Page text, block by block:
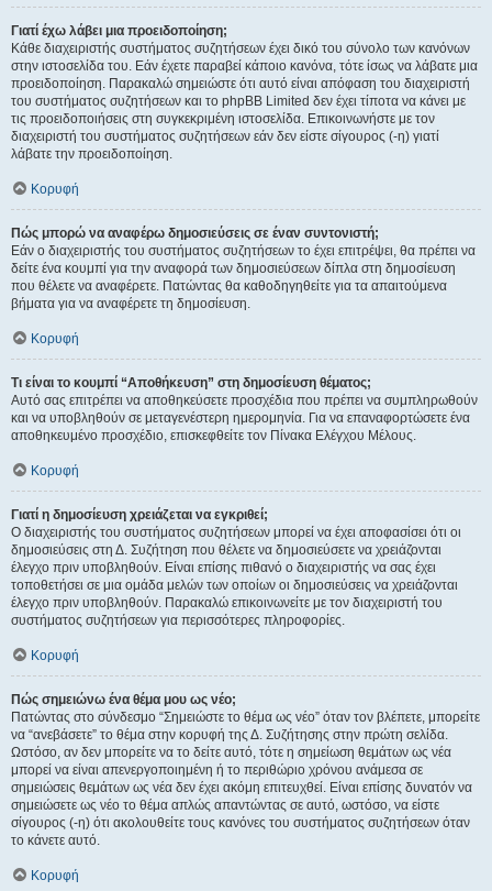
Γιατί έχω λάβει μια προειδοποίηση;
Κάθε διαχειριστής συστήματος συζητήσεων έχει δικό του σύνολο των κανόνων
στην ιστοσελίδα του. Εάν έχετε παραβεί κάποιο κανόνα, τότε ίσως να λάβατε μια
προειδοποίηση. Παρακαλώ σημειώστε ότι αυτό είναι απόφαση του διαχειριστή
του συστήματος συζητήσεων και το phpBB Limited δεν έχει τίποτα να κάνει με
τις προειδοποιήσεις στη συγκεκριμένη ιστοσελίδα. Επικοινωνήστε με τον
διαχειριστή του συστήματος συζητήσεων εάν δεν είστε σίγουρος (-η) γιατί
λάβατε την προειδοποίηση.
Κορυφή
Πώς μπορώ να αναφέρω δημοσιεύσεις σε έναν συντονιστή;
Εάν ο διαχειριστής του συστήματος συζητήσεων το έχει επιτρέψει, θα πρέπει να
δείτε ένα κουμπί για την αναφορά των δημοσιεύσεων δίπλα στη δημοσίευση
που θέλετε να αναφέρετε. Πατώντας θα καθοδηγηθείτε για τα απαιτούμενα
βήματα για να αναφέρετε τη δημοσίευση.
Κορυφή
Τι είναι το κουμπί “Αποθήκευση” στη δημοσίευση θέματος;
Αυτό σας επιτρέπει να αποθηκεύσετε προσχέδια που πρέπει να συμπληρωθούν
και να υποβληθούν σε μεταγενέστερη ημερομηνία. Για να επαναφορτώσετε ένα
αποθηκευμένο προσχέδιο, επισκεφθείτε τον Πίνακα Ελέγχου Μέλους.
Κορυφή
Γιατί η δημοσίευση χρειάζεται να εγκριθεί;
Ο διαχειριστής του συστήματος συζητήσεων μπορεί να έχει αποφασίσει ότι οι
δημοσιεύσεις στη Δ. Συζήτηση που θέλετε να δημοσιεύσετε να χρειάζονται
έλεγχο πριν υποβληθούν. Είναι επίσης πιθανό ο διαχειριστής να σας έχει
τοποθετήσει σε μια ομάδα μελών των οποίων οι δημοσιεύσεις να χρειάζονται
έλεγχο πριν υποβληθούν. Παρακαλώ επικοινωνείτε με τον διαχειριστή του
συστήματος συζητήσεων για περισσότερες πληροφορίες.
Κορυφή
Πώς σημειώνω ένα θέμα μου ως νέο;
Πατώντας στο σύνδεσμο “Σημειώστε το θέμα ως νέο” όταν τον βλέπετε, μπορείτε
να “ανεβάσετε” το θέμα στην κορυφή της Δ. Συζήτησης στην πρώτη σελίδα.
Ωστόσο, αν δεν μπορείτε να το δείτε αυτό, τότε η σημείωση θεμάτων ως νέα
μπορεί να είναι απενεργοποιημένη ή το περιθώριο χρόνου ανάμεσα σε
σημειώσεις θεμάτων ως νέα δεν έχει ακόμη επιτευχθεί. Είναι επίσης δυνατόν να
σημειώσετε ως νέο το θέμα απλώς απαντώντας σε αυτό, ωστόσο, να είστε
σίγουρος (-η) ότι ακολουθείτε τους κανόνες του συστήματος συζητήσεων όταν
το κάνετε αυτό.
Κορυφή